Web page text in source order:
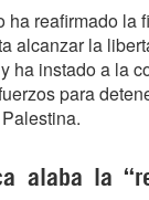
ha reafirmado la
alcanzar la
ha instado a la
para
alaba la “